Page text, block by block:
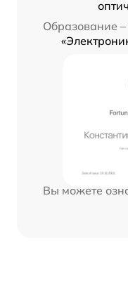
Образование –
Вы можете